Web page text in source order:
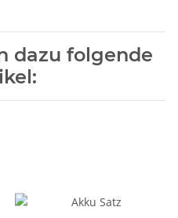
dazu folgende